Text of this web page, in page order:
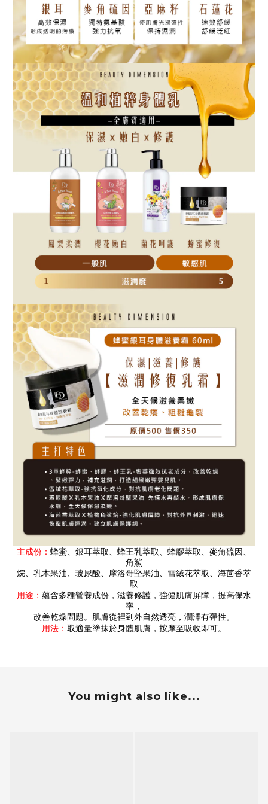
主成份： 蜂蜜、銀耳萃取、蜂王乳萃取、蜂膠萃取、麥角硫因、
角鯊
烷、乳木果油、玻尿酸、摩洛哥堅果油、雪絨花萃取、海茴香萃
取
用途： 蘊含多種營養成份，滋養修護，強健肌膚屏障，提高保水
率，
改善乾燥問題。肌膚從裡到外自然透亮，潤澤有彈性。
用法： 取適量塗抹於身體肌膚，按摩至吸收即可。
You might also like...